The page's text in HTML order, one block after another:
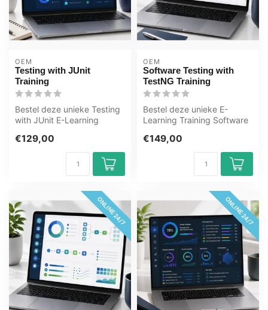
OEM
Testing with JUnit
Training
Bestel deze unieke Testing
with JUnit E-Learning
t...
€129,00
OEM
Software Testing with
TestNG Training
Bestel deze unieke E-
Learning Training Software
1 ja...
€149,00
ONLINE 24/7 ONLINE 24/7